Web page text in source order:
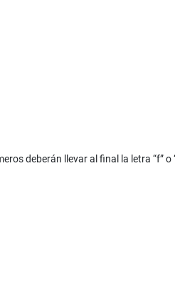
deberán llevar al final la letra “f” o